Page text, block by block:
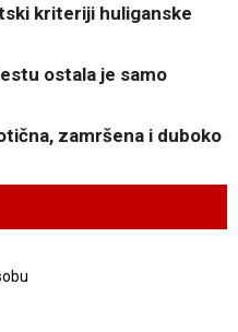
kriteriji huliganske
ostala je samo
zamršena i duboko